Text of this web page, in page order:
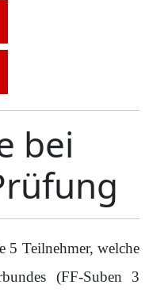
bei
5 Teilnehmer, welche
(FF-Suben 3